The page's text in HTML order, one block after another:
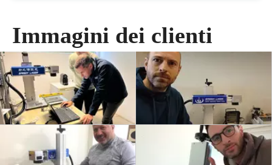
Immagini dei clienti